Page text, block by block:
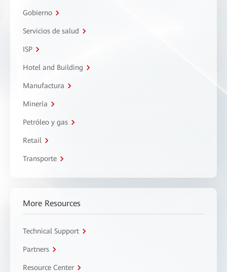
Gobierno
Servicios de salud
ISP
Hotel and Building
Manufactura
Minería
Petróleo y gas
Retail
Transporte
More Resources
Technical Support
Partners
Resource Center